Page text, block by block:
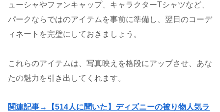
ューシャやファンキャップ、キャラクターTシャツなど、
パークならではのアイテムを事前に準備し、翌日のコーデ
ィネートを完璧にしておきましょう。
これらのアイテムは、写真映えを格段にアップさせ、あな
たの魅力を引き出してくれます。
関連記事→【514人に聞いた】ディズニーの被り物人気ラ